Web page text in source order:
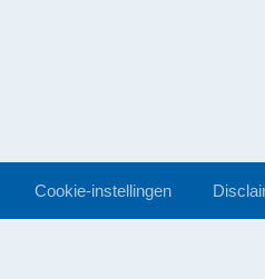
Cookie-instellingen